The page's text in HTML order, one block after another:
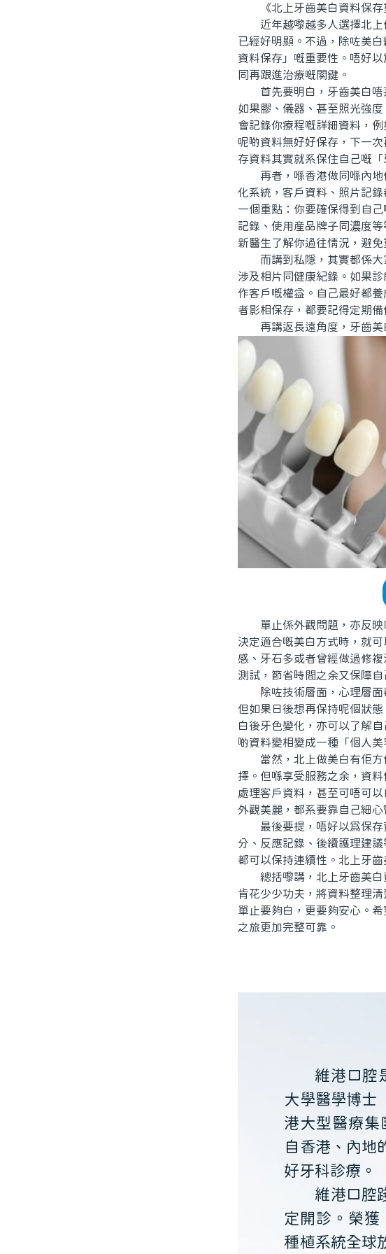
《北上牙齒美白資料保存
近年越嚟越多人選擇北上
已經好明顯。不過，除咗美
資料保存」嘅重要性。唔好
同再跟進治療嘅關鍵。
首先要明白，牙齒美白唔
如果膠、儀器、甚至照光強
會記錄你療程嘅詳細資料，
呢啲資料無好好保存，下一
存資料其實就系保住自己嘅「
再者，喺香港做同喺內地
化系統，客戶資料、照片記
一個重點：你要確保得到自
記錄、使用産品牌子同濃度
新醫生了解你過往情況，避免
而講到私隱，其實都係大
涉及相片同健康紀錄。如果
作客戶嘅權益。自己最好都
者影相保存，都要記得定期
再講返長遠角度，牙齒美
單止係外觀問題，亦反映
決定適合嘅美白方式時，就
感、牙石多或者曾經做過修
測試，節省時間之余又保障自
除咗技術層面，心理層面
但如果日後想再保持呢個狀
白後牙色變化，亦可以了解
啲資料變相變成一種「個人
當然，北上做美白有佢方
擇。但喺享受服務之余，資
處理客戶資料，甚至可唔可
外觀美麗，都系要靠自己細心
最後要提，唔好以爲保存
分、反應記錄、後續護理建
都可以保持連續性。北上牙
總括嚟講，北上牙齒美白
肯花少少功夫，將資料整理
單止要夠白，更要夠安心。
之旅更加完整可靠。
維港口腔
大學醫學博士
港大型醫療集
自香港、內地
好牙科診療。
維港口腔
定開診。榮
種植系統全球